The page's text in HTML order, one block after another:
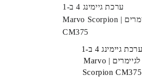
ערכת גיימינג 4 ב-1
לגיימרים | Marvo
Scorpion CM375